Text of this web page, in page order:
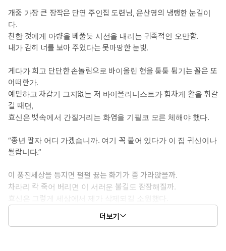
개중 가장 큰 장작은 단연 주인집 도련님, 윤산영의 냉랭한 눈길이
다.
천한 것에게 아량을 베풀듯 시선을 내리는 귀족적인 오만함.
내가 감히 너를 보아 주었다는 못마땅한 눈빛.
게다가 희고 단단한 손놀림으로 바이올린 현을 퉁퉁 튕기는 꼴은 또
어떠한가.
예민하고 차갑기 그지없는 저 바이올리니스트가 힘차게 활을 휘갈
길 때면,
효신은 뱃속에서 간질거리는 화염을 기필코 모른 체해야 했다.
“종년 팔자 어디 가겠습니까. 여기 꼭 붙어 있다가 이 집 귀신이나
될랍니다.”
이 풍진세상을 등지면 펄펄 끓는 화기가 좀 가라앉을까.
차라리 칵 죽어 버리면 이 서러운 불길도 잠잠해질까.
효신은 그렇게 세상에서 제가 삭제되길 소원했다.
더보기